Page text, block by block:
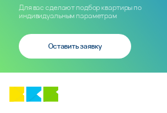
Для вас сделают подбор квартиры по
индивидуальным параметрам
Оставить заявку